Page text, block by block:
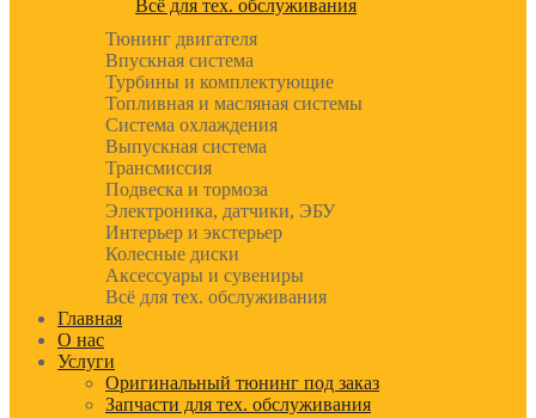
Всё для тех. обслуживания
Тюнинг двигателя
Впускная система
Турбины и комплектующие
Топливная и масляная системы
Система охлаждения
Выпускная система
Трансмиссия
Подвеска и тормоза
Электроника, датчики, ЭБУ
Интерьер и экстерьер
Колесные диски
Аксессуары и сувениры
Всё для тех. обслуживания
Главная
О нас
Услуги
Оригинальный тюнинг под заказ
Запчасти для тех. обслуживания